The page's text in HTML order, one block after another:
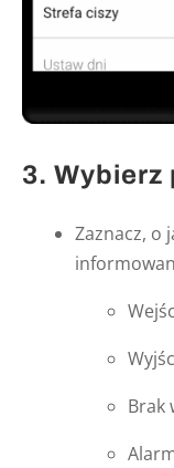
3. Wybierz
Zaznacz, o
Brak